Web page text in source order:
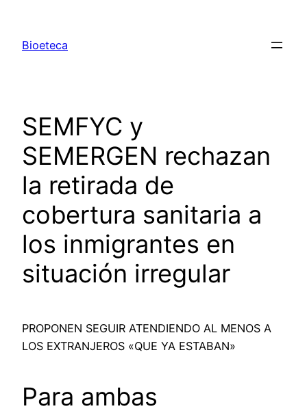
contenido
Bioeteca
SEMFYC y
SEMERGEN rechazan
la retirada de
cobertura sanitaria a
los inmigrantes en
situación irregular
PROPONEN SEGUIR ATENDIENDO AL MENOS A
LOS EXTRANJEROS «QUE YA ESTABAN»
Para ambas